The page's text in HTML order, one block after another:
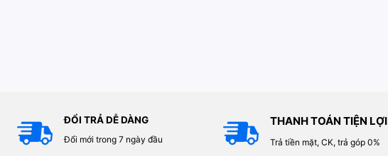
ĐỔI TRẢ DỄ DÀNG
Đổi mới trong 7 ngày đầu
THANH TOÁN TIỆN LỢI
Trả tiền mặt, CK, trả góp 0%